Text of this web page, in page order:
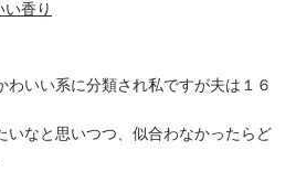
い香り
わいい系に分類され私ですが夫は１６
いなと思いつつ、似合わなかったらど